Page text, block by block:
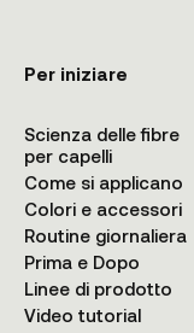
Per iniziare
Scienza delle fibre
per capelli
Come si applicano
Colori e accessori
Routine giornaliera
Prima e Dopo
Linee di prodotto
Video tutorial